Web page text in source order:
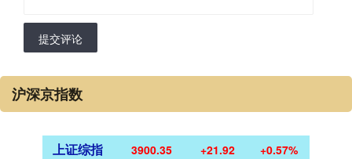
提交评论
沪深京指数
上证综指 3900.35 +21.92 +0.57%